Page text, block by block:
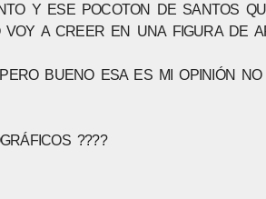
Y ESE POCOTON DE SANTOS
A CREER EN UNA FIGURA DE
BUENO ESA ES MI OPINIÓN
????